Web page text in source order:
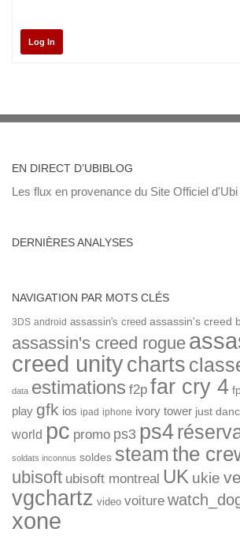
Log In
EN DIRECT D’UBIBLOG
Les flux en provenance du Site Officiel d'Ubi
DERNIÈRES ANALYSES
NAVIGATION PAR MOTS CLÉS
3DS android assassin's creed assassin's creed
assassin's creed rogue
creed unitycharts
data estimations f2p far cry 4
play gfk ios ipad iphone ivory tower just
world pc promo ps3 ps4
soldats inconnus soldes steamthe
ubisoft ubisoft montreal UK ukie
vgchartz video voiture
xone